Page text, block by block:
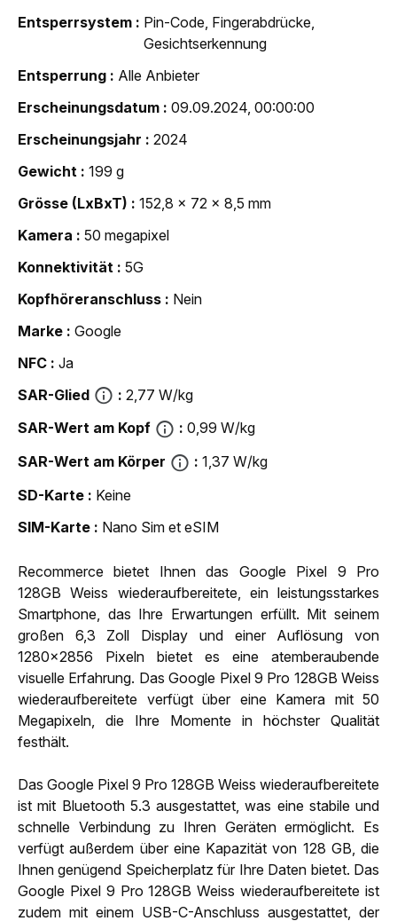
Entsperrsystem
Pin-Code, Fingerabdrücke,
Gesichtserkennung
Entsperrung
Alle Anbieter
Erscheinungsdatum
09.09.2024, 00:00:00
Erscheinungsjahr
2024
Gewicht
199 g
Grösse (LxBxT)
152,8 x 72 x 8,5 mm
Kamera
50 megapixel
Konnektivität
5G
Kopfhöreranschluss
Nein
Marke
Google
NFC
Ja
SAR-Glied
2,77 W/kg
SAR-Wert am Kopf
0,99 W/kg
SAR-Wert am Körper
1,37 W/kg
SD-Karte
Keine
SIM-Karte
Nano Sim et eSIM
Recommerce bietet Ihnen das Google Pixel 9 Pro
128GB Weiss wiederaufbereitete, ein leistungsstarkes
Smartphone, das Ihre Erwartungen erfüllt. Mit seinem
großen 6,3 Zoll Display und einer Auflösung von
1280x2856 Pixeln bietet es eine atemberaubende
visuelle Erfahrung. Das Google Pixel 9 Pro 128GB Weiss
wiederaufbereitete verfügt über eine Kamera mit 50
Megapixeln, die Ihre Momente in höchster Qualität
festhält.
Das Google Pixel 9 Pro 128GB Weiss wiederaufbereitete
ist mit Bluetooth 5.3 ausgestattet, was eine stabile und
schnelle Verbindung zu Ihren Geräten ermöglicht. Es
verfügt außerdem über eine Kapazität von 128 GB, die
Ihnen genügend Speicherplatz für Ihre Daten bietet. Das
Google Pixel 9 Pro 128GB Weiss wiederaufbereitete ist
zudem mit einem USB-C-Anschluss ausgestattet, der